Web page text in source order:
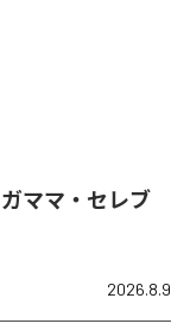
ママ・セレブ
2026.8.9